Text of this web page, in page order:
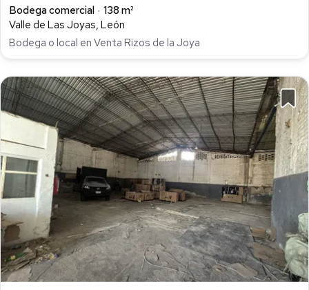
Bodega comercial
138 m²
Valle de Las Joyas, León
Bodega o local en Venta Rizos de la Joya